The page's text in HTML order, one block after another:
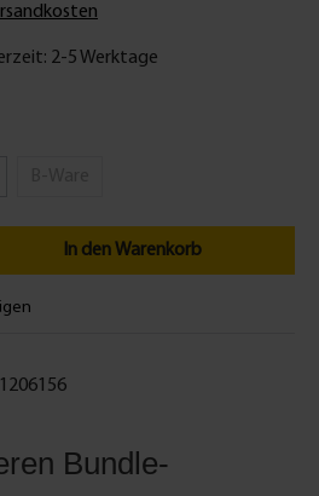
2-5 Werktage
In den Warenkorb
Bundle-